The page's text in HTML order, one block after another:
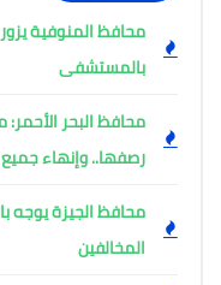
محافظ المنوفية
بالمستشفى
محافظ البحر
رصفها.. وإنهاء
محافظ الجيزة يوجه
المخالفين